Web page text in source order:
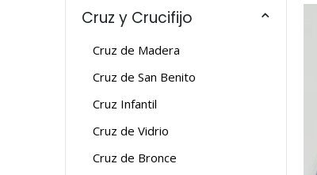
Cruz y Crucifijo
Cruz de Madera
Cruz de San Benito
Cruz Infantil
Cruz de Vidrio
Cruz de Bronce